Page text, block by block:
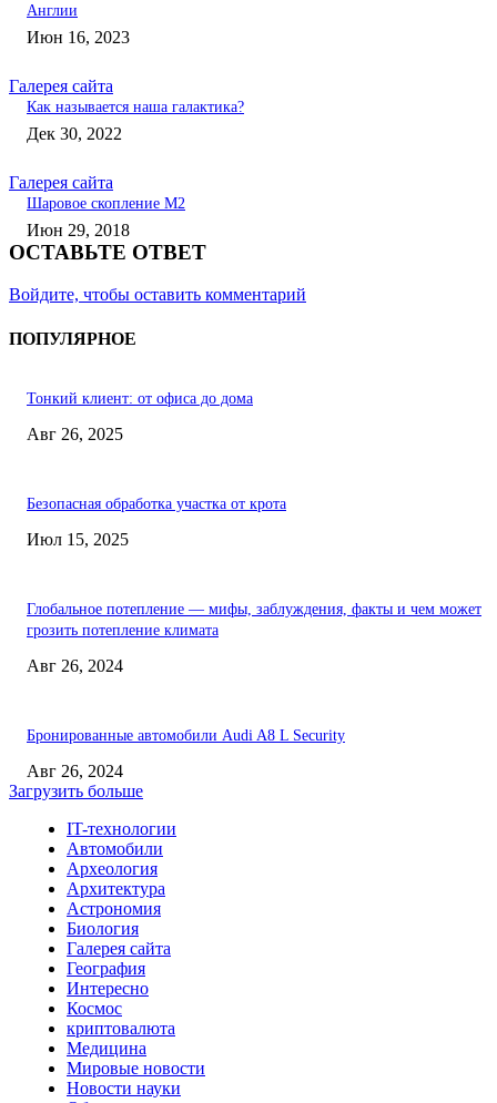
Англии
Июн 16, 2023
Галерея сайта
Как называется наша галактика?
Дек 30, 2022
Галерея сайта
Шаровое скопление М2
Июн 29, 2018
ОСТАВЬТЕ ОТВЕТ
Войдите, чтобы оставить комментарий
ПОПУЛЯРНОЕ
Тонкий клиент: от офиса до дома
Авг 26, 2025
Безопасная обработка участка от крота
Июл 15, 2025
Глобальное потепление — мифы, заблуждения, факты и чем может
грозить потепление климата
Авг 26, 2024
Бронированные автомобили Audi A8 L Security
Авг 26, 2024
Загрузить больше
IT-технологии
Автомобили
Археология
Архитектура
Астрономия
Биология
Галерея сайта
География
Интересно
Космос
криптовалюта
Медицина
Мировые новости
Новости науки